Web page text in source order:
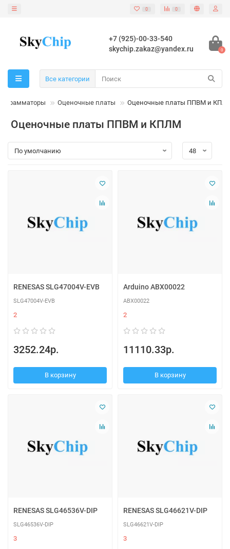
0 0
+7 (925)-00-33-540
skychip.zakaz@yandex.ru
0
Все категории
Оценочные платы Оценочные платы ППВМ и
Оценочные платы ППВМ и КПЛМ
RENESAS SLG47004V-EVB
SLG47004V-EVB
2
3252.24р.
В корзину
Arduino ABX00022
ABX00022
2
11110.33р.
В корзину
RENESAS SLG46536V-DIP
SLG46536V-DIP
3
RENESAS SLG46621V-DIP
SLG46621V-DIP
3